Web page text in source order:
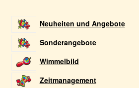
Neuheiten und Angebote
Sonderangebote
Wimmelbild
Zeitmanagement